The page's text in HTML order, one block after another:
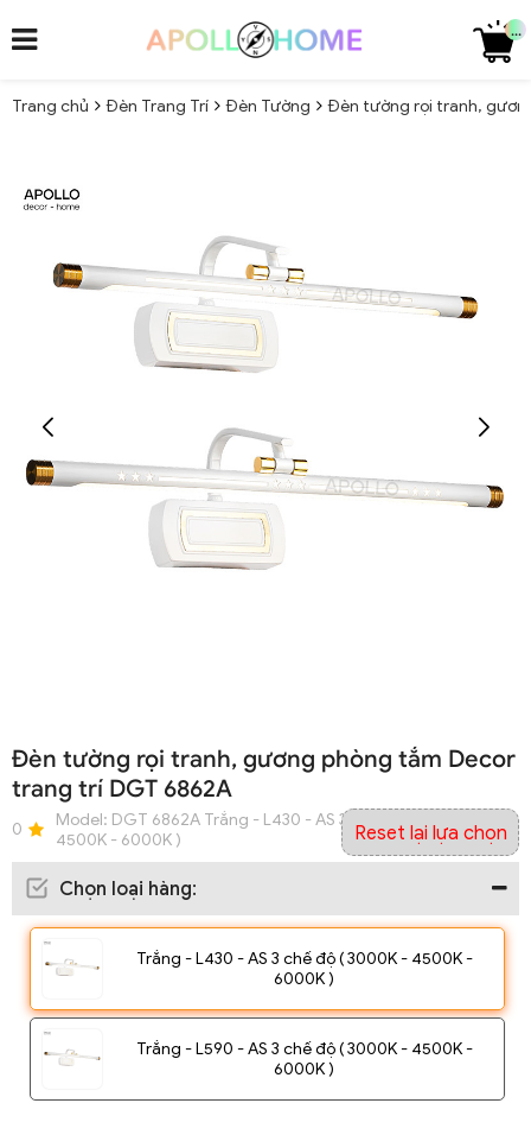
...
Trang chủ Đèn Trang Trí Đèn Tường Đèn tường rọi tranh,
Đèn tường rọi tranh, gương phòng tắm Decor
trang trí DGT 6862A
0 Model: DGT 6862A Trắng - L430 - AS 3 chế độ ( 3000K -
4500K - 6000K )
Chọn loại hàng:
Trắng - L430 - AS 3 chế độ ( 3000K - 4500K -
6000K )
Trắng - L590 - AS 3 chế độ ( 3000K - 4500K -
6000K )
Reset lại lựa chọn